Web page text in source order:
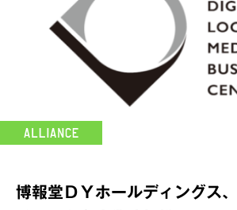
博報堂ＤＹホールディングス